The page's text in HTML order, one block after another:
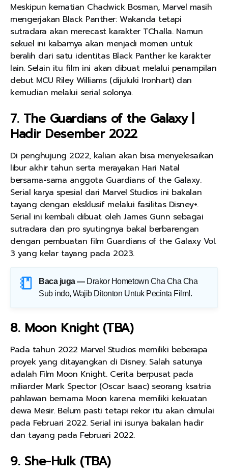
Meskipun kematian Chadwick Bosman, Marvel masih
mengerjakan Black Panther: Wakanda tetapi
sutradara akan merecast karakter TChalla. Namun
sekuel ini kabarnya akan menjadi momen untuk
beralih dari satu identitas Black Panther ke karakter
lain. Selain itu film ini akan dibuat melalui penampilan
debut MCU Riley Williams (dijuluki Ironhart) dan
kemudian melalui serial solonya.
7. The Guardians of the Galaxy |
Hadir Desember 2022
Di penghujung 2022, kalian akan bisa menyelesaikan
libur akhir tahun serta merayakan Hari Natal
bersama-sama anggota Guardians of the Galaxy.
Serial karya spesial dari Marvel Studios ini bakalan
tayang dengan eksklusif melalui fasilitas Disney+.
Serial ini kembali dibuat oleh James Gunn sebagai
sutradara dan pro syutingnya bakal berbarengan
dengan pembuatan film Guardians of the Galaxy Vol.
3 yang kelar tayang pada 2023.
Baca juga — Drakor Hometown Cha Cha Cha
Sub indo, Wajib Ditonton Untuk Pecinta Film!.
8. Moon Knight (TBA)
Pada tahun 2022 Marvel Studios memiliki beberapa
proyek yang ditayangkan di Disney. Salah satunya
adalah Film Moon Knight. Cerita berpusat pada
miliarder Mark Spector (Oscar Isaac) seorang ksatria
pahlawan bernama Moon karena memiliki kekuatan
dewa Mesir. Belum pasti tetapi rekor itu akan dimulai
pada Februari 2022. Serial ini isunya bakalan hadir
dan tayang pada Februari 2022.
9. She-Hulk (TBA)